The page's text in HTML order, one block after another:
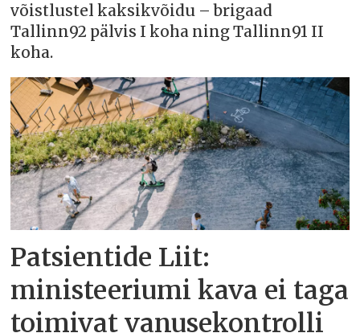
võistlustel kaksikvõidu – brigaad
Tallinn92 pälvis I koha ning Tallinn91 II
koha.
Patsientide Liit:
ministeeriumi kava ei taga
toimivat vanusekontrolli